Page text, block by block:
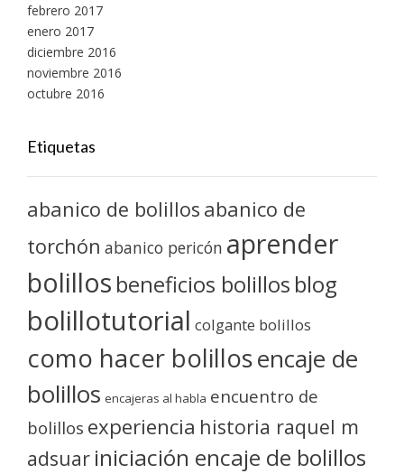
febrero 2017
enero 2017
diciembre 2016
noviembre 2016
octubre 2016
Etiquetas
abanico de bolillos abanico de
torchón abanico pericón aprender
bolillos beneficios bolillos blog
bolillotutorial colgante bolillos
como hacer bolillosencaje de
bolillos encajeras al habla encuentro de
bolillos experiencia historia raquel m
adsuar iniciación encaje de bolillos